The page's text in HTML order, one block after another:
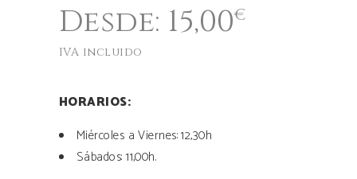
Desde: 15,00€
IVA incluido
HORARIOS:
Miércoles a Viernes: 12,30h
Sábados: 11,00h.